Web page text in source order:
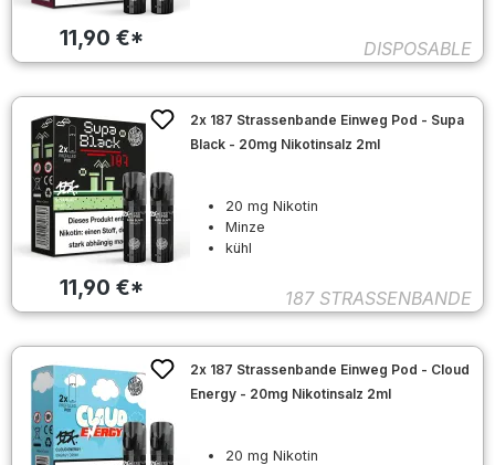
11,90 €* DISPOSABLE
11,90 €*
2x 187 Strassenbande Einweg Pod - Supa
Black - 20mg Nikotinsalz 2ml
20 mg Nikotin
Minze
kühl
187 STRASSENBANDE
2x 187 Strassenbande Einweg Pod - Cloud
Energy - 20mg Nikotinsalz 2ml
20 mg Nikotin